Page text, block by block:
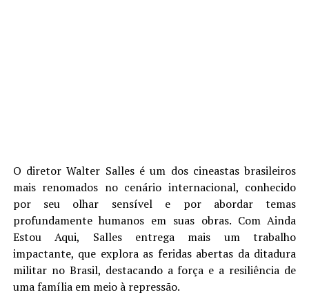
O diretor Walter Salles é um dos cineastas brasileiros
mais renomados no cenário internacional, conhecido
por seu olhar sensível e por abordar temas
profundamente humanos em suas obras. Com Ainda
Estou Aqui, Salles entrega mais um trabalho
impactante, que explora as feridas abertas da ditadura
militar no Brasil, destacando a força e a resiliência de
uma família em meio à repressão.